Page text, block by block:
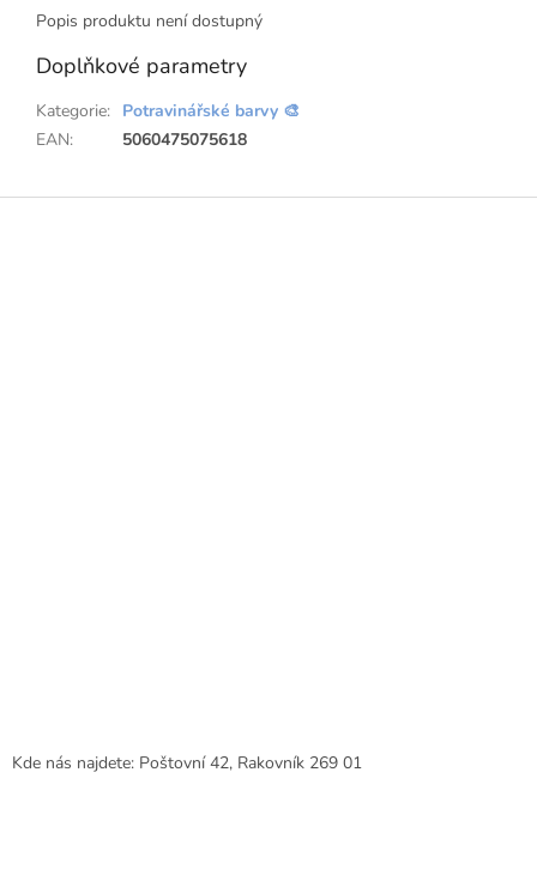
Popis produktu není dostupný
Doplňkové parametry
Kategorie: Potravinářské barvy 🎨
EAN: 5060475075618
Z
Kde nás najdete: Poštovní 42, Rakovník 269 01